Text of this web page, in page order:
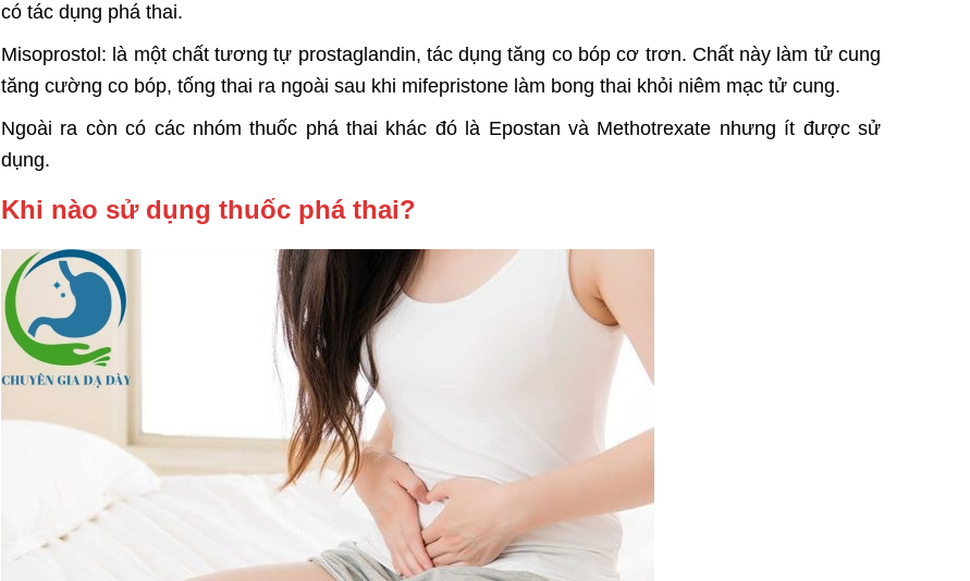
có tác dụng phá thai.
Misoprostol: là một chất tương tự prostaglandin, tác dụng tăng co bóp cơ trơn. Chất này làm tử cung
tăng cường co bóp, tống thai ra ngoài sau khi mifepristone làm bong thai khỏi niêm mạc tử cung.
Ngoài ra còn có các nhóm thuốc phá thai khác đó là Epostan và Methotrexate nhưng ít được sử
dụng.
Khi nào sử dụng thuốc phá thai?